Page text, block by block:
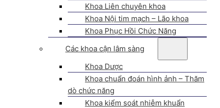
Khoa Liên chuyên khoa
Khoa Nội tim mạch – Lão khoa
Khoa Phục Hồi Chức Năng
Các khoa cận lâm sàng
Khoa Dược
Khoa chuẩn đoán hình ảnh – Thăm
dò chức năng
Khoa kiểm soát nhiễm khuẩn